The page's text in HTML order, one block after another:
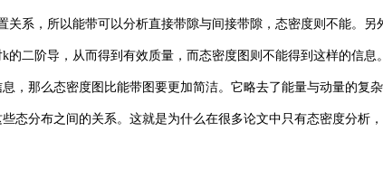
系，所以能带可以分析直接带隙与间接带隙，态密度则不能。另
二阶导，从而得到有效质量，而态密度图则不能得到这样的信息
，那么态密度图比能带图要更加简洁。它略去了能量与动量的复
态分布之间的关系。这就是为什么在很多论文中只有态密度分析